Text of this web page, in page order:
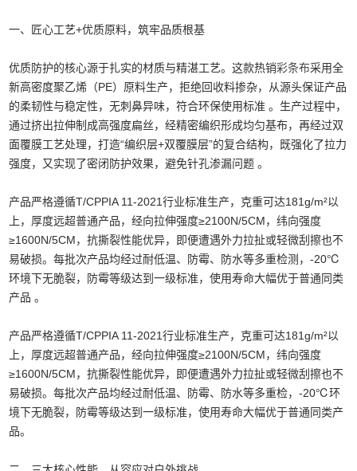
一、匠心工艺+优质原料，筑牢品质根基
优质防护的核心源于扎实的材质与精湛工艺。这款热销彩条布采用全
新高密度聚乙烯（PE）原料生产，拒绝回收料掺杂，从源头保证产品
的柔韧性与稳定性，无刺鼻异味，符合环保使用标准 。生产过程中，
通过挤出拉伸制成高强度扁丝，经精密编织形成均匀基布，再经过双
面覆膜工艺处理，打造“编织层+双覆膜层”的复合结构，既强化了拉力
强度，又实现了密闭防护效果，避免针孔渗漏问题 。
产品严格遵循T/CPPIA 11-2021行业标准生产，克重可达181g/m²以
上，厚度远超普通产品，经向拉伸强度≥2100N/5CM，纬向强度
≥1600N/5CM，抗撕裂性能优异，即便遭遇外力拉扯或轻微刮擦也不
易破损。每批次产品均经过耐低温、防霉、防水等多重检测，-20℃
环境下无脆裂，防霉等级达到一级标准，使用寿命大幅优于普通同类
产品 。
产品严格遵循T/CPPIA 11-2021行业标准生产，克重可达181g/m²以
上，厚度远超普通产品，经向拉伸强度≥2100N/5CM，纬向强度
≥1600N/5CM，抗撕裂性能优异，即便遭遇外力拉扯或轻微刮擦也不
易破损。每批次产品均经过耐低温、防霉、防水等多重检，-20℃环
境下无脆裂，防霉等级达到一级标准，使用寿命大幅优于普通同类产
品。